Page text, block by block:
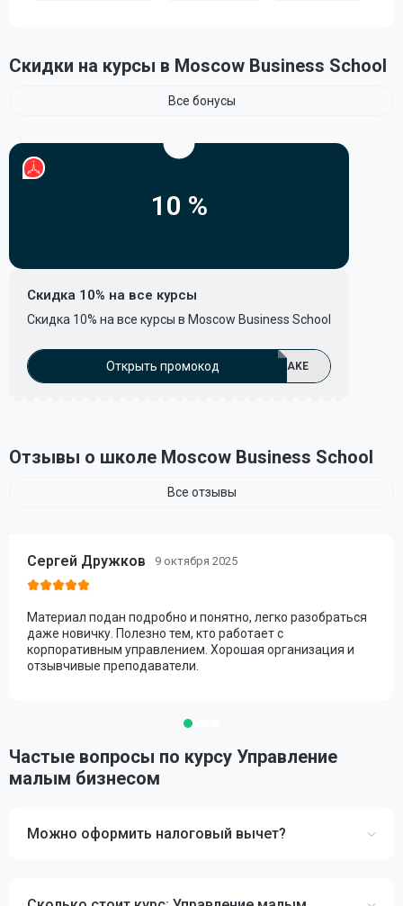
Скидки на курсы в Moscow Business School
Все бонусы
10 %
Скидка 10% на все курсы
Скидка 10% на все курсы в Moscow Business School
Открыть промокод AKE
Отзывы о школе Moscow Business School
Все отзывы
Сергей Дружков 9 октября 2025
Материал подан подробно и понятно, легко разобраться
даже новичку. Полезно тем, кто работает с
корпоративным управлением. Хорошая организация и
отзывчивые преподаватели.
Частые вопросы по курсу Управление
малым бизнесом
Можно оформить налоговый вычет?